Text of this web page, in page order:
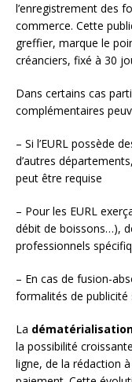
l’enregistrement des
commerce. Cette
greffier, marque le
créanciers, fixé à 30
Dans certains cas
complémentaires
– Si l’EURL possède
d’autres
peut être requise
– Pour les EURL
débit de boissons…),
professionnels
– En cas de fusion-
formalités de publicité
La
la possibilité
ligne, de la rédaction